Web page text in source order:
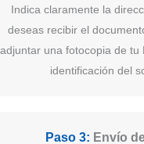
Indica claramente la
deseas recibir el
adjuntar una fotocopia de tu
identificación del
Paso 3: Envío